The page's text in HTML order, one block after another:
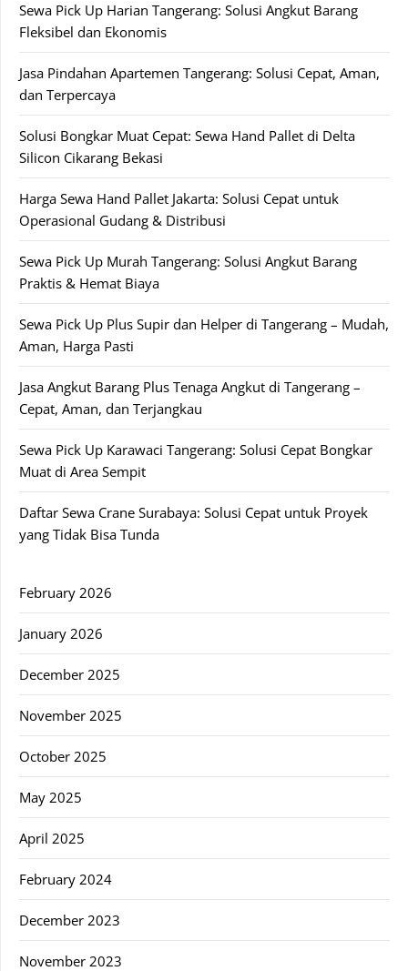
Sewa Pick Up Harian Tangerang: Solusi Angkut Barang
Fleksibel dan Ekonomis
Jasa Pindahan Apartemen Tangerang: Solusi Cepat, Aman,
dan Terpercaya
Solusi Bongkar Muat Cepat: Sewa Hand Pallet di Delta
Silicon Cikarang Bekasi
Harga Sewa Hand Pallet Jakarta: Solusi Cepat untuk
Operasional Gudang & Distribusi
Sewa Pick Up Murah Tangerang: Solusi Angkut Barang
Praktis & Hemat Biaya
Sewa Pick Up Plus Supir dan Helper di Tangerang – Mudah,
Aman, Harga Pasti
Jasa Angkut Barang Plus Tenaga Angkut di Tangerang –
Cepat, Aman, dan Terjangkau
Sewa Pick Up Karawaci Tangerang: Solusi Cepat Bongkar
Muat di Area Sempit
Daftar Sewa Crane Surabaya: Solusi Cepat untuk Proyek
yang Tidak Bisa Tunda
February 2026
January 2026
December 2025
November 2025
October 2025
May 2025
April 2025
February 2024
December 2023
November 2023